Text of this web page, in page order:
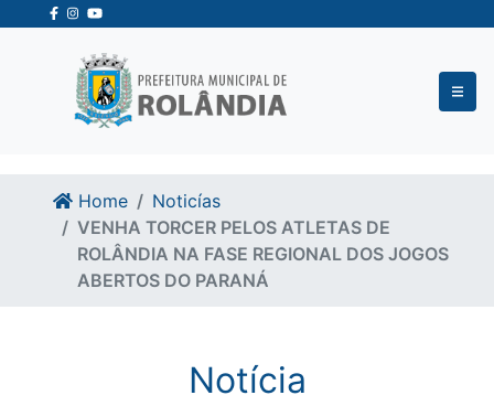
Ir para o conteudo
Ir para o fim do conteudo
Home
Noticías
VENHA TORCER PELOS ATLETAS DE
ROLÂNDIA NA FASE REGIONAL DOS JOGOS
ABERTOS DO PARANÁ
Notícia